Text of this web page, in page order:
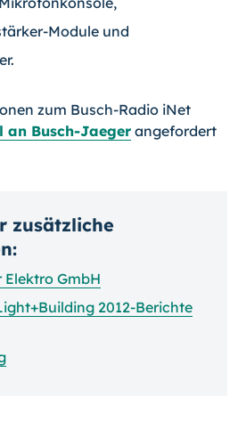
Module und
zum Busch-Radio iNet
an Busch-Jaeger angefordert
zusätzliche
GmbH
2012-Berichte